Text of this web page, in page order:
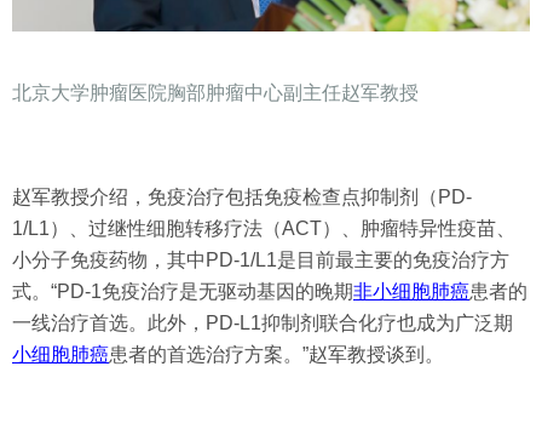
北京大学肿瘤医院胸部肿瘤中心副主任赵军教授
赵军教授介绍，免疫治疗包括免疫检查点抑制剂（PD-
1/L1）、过继性细胞转移疗法（ACT）、肿瘤特异性疫苗、
小分子免疫药物，其中PD-1/L1是目前最主要的免疫治疗方
式。“PD-1免疫治疗是无驱动基因的晚期非小细胞肺癌患者的
一线治疗首选。此外，PD-L1抑制剂联合化疗也成为广泛期
小细胞肺癌患者的首选治疗方案。”赵军教授谈到。